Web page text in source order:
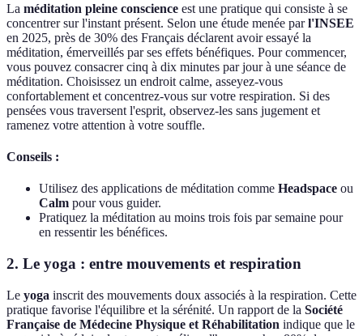
La méditation pleine conscience est une pratique qui consiste à se
concentrer sur l'instant présent. Selon une étude menée parl'INSEE
en 2025, près de 30% des Français déclarent avoir essayé la
méditation, émerveillés par ses effets bénéfiques. Pour commencer,
vous pouvez consacrer cinq à dix minutes par jour à une séance de
méditation. Choisissez un endroit calme, asseyez-vous
confortablement et concentrez-vous sur votre respiration. Si des
pensées vous traversent l'esprit, observez-les sans jugement et
ramenez votre attention à votre souffle.
Conseils :
Utilisez des applications de méditation comme Headspace ou
Calm pour vous guider.
Pratiquez la méditation au moins trois fois par semaine pour
en ressentir les bénéfices.
2. Le yoga : entre mouvements et respiration
Le yoga inscrit des mouvements doux associés à la respiration. Cette
pratique favorise l'équilibre et la sérénité. Un rapport de la Société
Française de Médecine Physique et Réhabilitation indique que le